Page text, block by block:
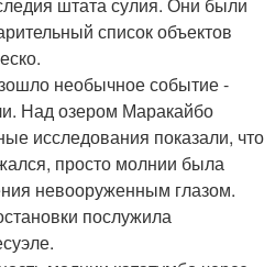
список объектов
необычное событие -
Над озером Маракайбо
исследования показали, что
просто молнии была
невооруженным глазом.
послужила